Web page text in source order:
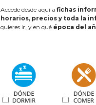
Accede desde aquí a fichas
horarios, precios y toda la
quieres ir, y en qué época del